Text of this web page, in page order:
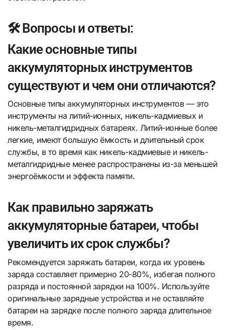
🛠️ Вопросы и ответы:
Какие основные типы
аккумуляторных инструментов
существуют и чем они отличаются?
Основные типы аккумуляторных инструментов — это
инструменты на литий-ионных, никель-кадмиевых и
никель-металгидридных батареях. Литий-ионные более
легкие, имеют большую ёмкость и длительный срок
службы, в то время как никель-кадмиевые и никель-
металгидридные менее распространены из-за меньшей
энергоёмкости и эффекта памяти.
Как правильно заряжать
аккумуляторные батареи, чтобы
увеличить их срок службы?
Рекомендуется заряжать батареи, когда их уровень
заряда составляет примерно 20-80%, избегая полного
разряда и постоянной зарядки на 100%. Используйте
оригинальные зарядные устройства и не оставляйте
батареи на зарядке после полного заряда длительное
время.